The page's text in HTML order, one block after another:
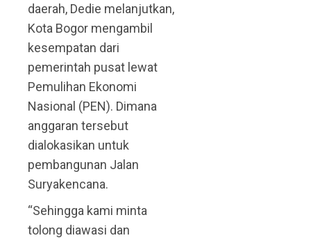
daerah, Dedie melanjutkan,
Kota Bogor mengambil
kesempatan dari
pemerintah pusat lewat
Pemulihan Ekonomi
Nasional (PEN). Dimana
anggaran tersebut
dialokasikan untuk
pembangunan Jalan
Suryakencana.
“Sehingga kami minta
tolong diawasi dan